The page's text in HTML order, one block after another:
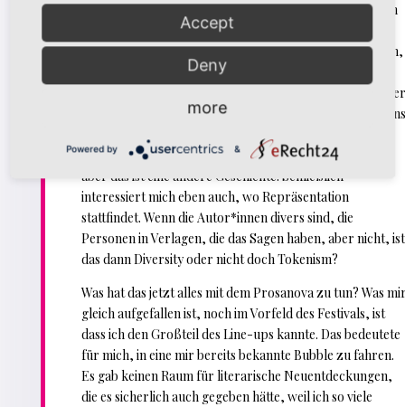
Repräsentations-Celebrities, verhelfen in den wenigsten
Fällen anderen zu mehr Sichtbarkeit, und sind
naturgemäß wenige. Es gibt kein großes Interesse daran,
zu viele andere in denselben „Stand“ zu haben, und
letzten Endes zeigt sich das auch in der Verehrung
weniger Größen und Beispiele widerständigen
in der Geschichte. Und selbst unsere besten kaufen für
hunderte Euro Tickets für amerikanische Popgrößen,
aber das ist eine andere Geschichte. Schließlich
interessiert mich eben auch, wo Repräsentation
stattfindet. Wenn die Autor*innen divers sind, die
Personen in Verlagen, die das Sagen haben, aber nicht, ist
das dann Diversity oder nicht doch Tokenism?
Was hat das jetzt alles mit dem Prosanova zu tun? Was
gleich aufgefallen ist, noch im Vorfeld des Festivals, ist
dass ich den Großteil des Line-ups kannte. Das bedeutete
für mich, in eine mir bereits bekannte Bubble zu fahren.
Es gab keinen Raum für literarische Neuentdeckungen,
die es sicherlich auch gegeben hätte, weil ich so viele
Accept
Deny
more
Powered by &